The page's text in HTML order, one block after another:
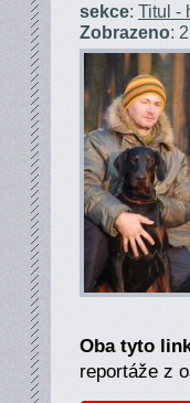
sekce: Titul -
Zobrazeno:
Oba tyto
reportáže z